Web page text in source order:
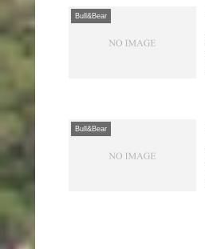
Bull&Bear
Bull&Bear